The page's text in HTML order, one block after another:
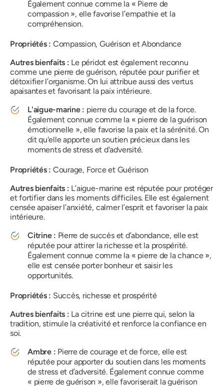
Également connue comme la « Pierre de
compassion », elle favorise l’empathie et la
compréhension.
Propriétés : Compassion, Guérison et Abondance
Autres bienfaits : Le péridot est également reconnu
comme une pierre de guérison, réputée pour purifier et
détoxifier l’organisme. On lui attribue aussi des vertus
apaisantes et favorisant la paix intérieure.
L'aigue-marine : pierre du courage et de la force.
Également connue comme la « pierre de la guérison
émotionnelle », elle favorise la paix et la sérénité. On
dit qu'elle apporte un soutien précieux dans les
moments de stress et d'adversité.
Propriétés : Courage, Force et Guérison
Autres bienfaits : L’aigue-marine est réputée pour protéger
et fortifier dans les moments difficiles. Elle est également
censée apaiser l’anxiété, calmer l’esprit et favoriser la paix
intérieure.
Citrine : Pierre de succès et d’abondance, elle est
réputée pour attirer la richesse et la prospérité.
Également connue comme la « pierre de la chance »,
elle est censée porter bonheur et saisir les
opportunités.
Propriétés : Succès, richesse et prospérité
Autres bienfaits : La citrine est une pierre qui, selon la
tradition, stimule la créativité et renforce la confiance en
soi.
Ambre : Pierre de courage et de force, elle est
réputée pour apporter du soutien dans les moments
de stress et d’adversité. Également connue comme
« pierre de guérison », elle favoriserait la guérison